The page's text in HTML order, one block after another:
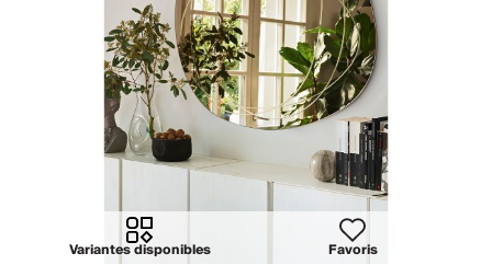
Variantes disponibles Favoris